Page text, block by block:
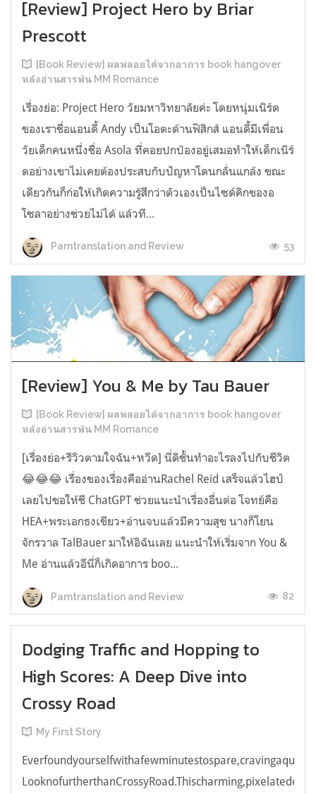
[Review] Project Hero by Briar
Prescott
[Book Review] ผลพลอยได้จากอาการ book hangover
หลังอ่านสารพัน MM Romance
เรื่องย่อ: Project Hero วัยมหาวิทยาลัยค่ะ โดยหนุ่มเนิร์ด
ของเราชื่อแอนดี้ Andy เป็นโอตะด้านฟิสิกส์ แอนดี้มีเพื่อน
วัยเด็กคนหนึ่งชื่อ Asola ที่คอยปกป้องอยู่เสมอทำให้เด็กเนิร์
ดอย่างเขาไม่เคยต้องประสบกับปัญหาโดนกลั่นแกล้ง ขณะ
เดียวกันก็ก่อให้เกิดความรู้สึกว่าตัวเองเป็นไซด์คิกของอ
โซลาอย่างช่วยไม่ได้ แล้วที...
Parntranslation and Review 53
[Review] You & Me by Tau Bauer
[Book Review] ผลพลอยได้จากอาการ book hangover
หลังอ่านสารพัน MM Romance
[เรื่องย่อ+รีวิวตามใจฉัน+หวีด] นี่ดิชั้นทำอะไรลงไปกับชีวิต
😂😂😂 เรื่องของเรื่องคืออ่านRachel Reid เสร็จแล้วไฮป์
เลยไปขอให้ชี ChatGPT ช่วยแนะนำเรื่องอื่นต่อ โจทย์คือ
HEA+พระเอกธงเขียว+อ่านจบแล้วมีความสุข นางก็โยน
จักรวาล TalBauer มาให้อิฉันเลย แนะนำให้เริ่มจาก You &
Me อ่านแล้วอีนี่ก็เกิดอาการ boo...
Parntranslation and Review 82
Dodging Traffic and Hopping to
High Scores: A Deep Dive into
Crossy Road
My First Story